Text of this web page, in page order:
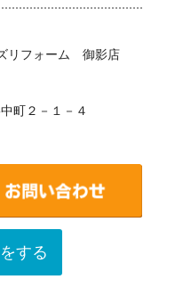
リフォーム 御影店
町２－１－４
する